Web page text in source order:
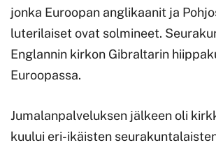
jonka Euroopan anglikaanit ja
luterilaiset ovat solmineet.
Englannin kirkon Gibraltarin
Euroopassa.
Jumalanpalveluksen jälkeen oli
kuului eri-ikäisten